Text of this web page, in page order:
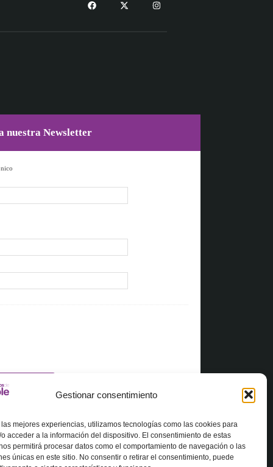
Gestionar consentimiento
mejores experiencias, utilizamos tecnologías como las cookies para
acceder a la información del dispositivo. El consentimiento de estas
permitirá procesar datos como el comportamiento de navegación o las
únicas en este sitio. No consentir o retirar el consentimiento, puede
nuestra Newsletter